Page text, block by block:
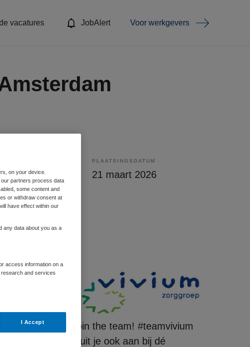
vacatures JobAlert Voor werkgevers
bepaald
PLAATSINGSDATUM
21 maart 2026
Join the team! #teamvivium
Sluit je ook aan bij dé
on your device.
partners process data
some content and
or withdraw consent at
have effect within our
any data about you as a
access information on a
and services
I Accept